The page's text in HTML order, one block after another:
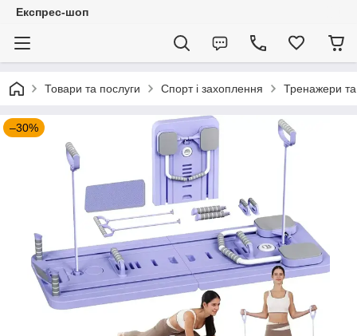
Експрес-шоп
Товари та послуги Спорт і захоплення Тренажери
–30%